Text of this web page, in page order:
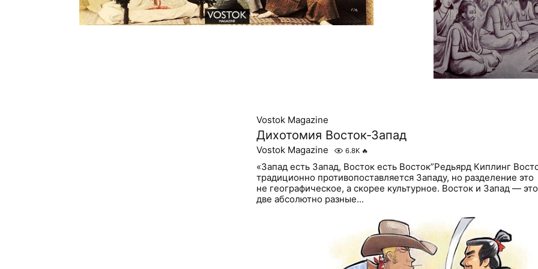
Vostok Magazine
Дихотомия Восток-Запад
Vostok Magazine 6.8K 🔥
«Запад есть Запад, Восток есть Восток”Редьярд Киплинг
традиционно противопоставляется Западу, но разделение это
не географическое, а скорее культурное. Восток и Запад — это
две абсолютно разные...